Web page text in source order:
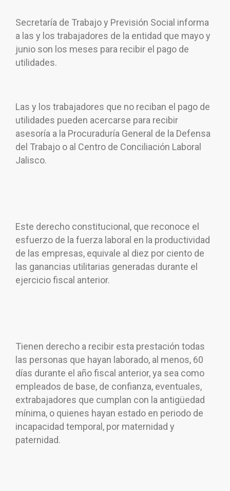
Secretaría de Trabajo y Previsión Social informa
a las y los trabajadores de la entidad que mayo y
junio son los meses para recibir el pago de
utilidades.
Las y los trabajadores que no reciban el pago de
utilidades pueden acercarse para recibir
asesoría a la Procuraduría General de la Defensa
del Trabajo o al Centro de Conciliación Laboral
Jalisco.
Este derecho constitucional, que reconoce el
esfuerzo de la fuerza laboral en la productividad
de las empresas, equivale al diez por ciento de
las ganancias utilitarias generadas durante el
ejercicio fiscal anterior.
Tienen derecho a recibir esta prestación todas
las personas que hayan laborado, al menos, 60
días durante el año fiscal anterior, ya sea como
empleados de base, de confianza, eventuales,
extrabajadores que cumplan con la antigüedad
mínima, o quienes hayan estado en periodo de
incapacidad temporal, por maternidad y
paternidad.